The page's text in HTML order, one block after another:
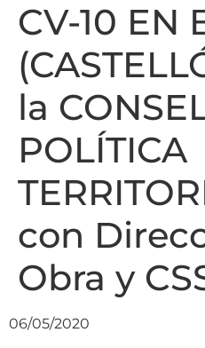
CV-10 EN
la
POLÍTICA
con
Obra y
06/05/2020